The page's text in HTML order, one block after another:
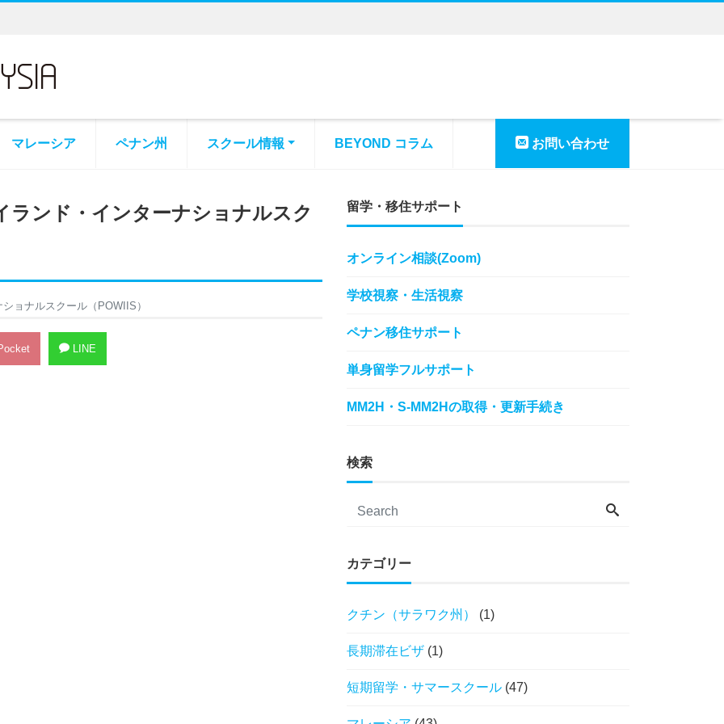
マレーシア ペナン州 スクール情報 BEYOND コラム お問い合わせ
ンド・インターナショナルスク
ョナルスクール（POWIIS）
LINE
留学・移住サポート
オンライン相談(Zoom)
学校視察・生活視察
ペナン移住サポート
単身留学フルサポート
MM2H・S-MM2Hの取得・更新手続き
検索
カテゴリー
クチン（サラワク州） (1)
長期滞在ビザ (1)
短期留学・サマースクール (47)